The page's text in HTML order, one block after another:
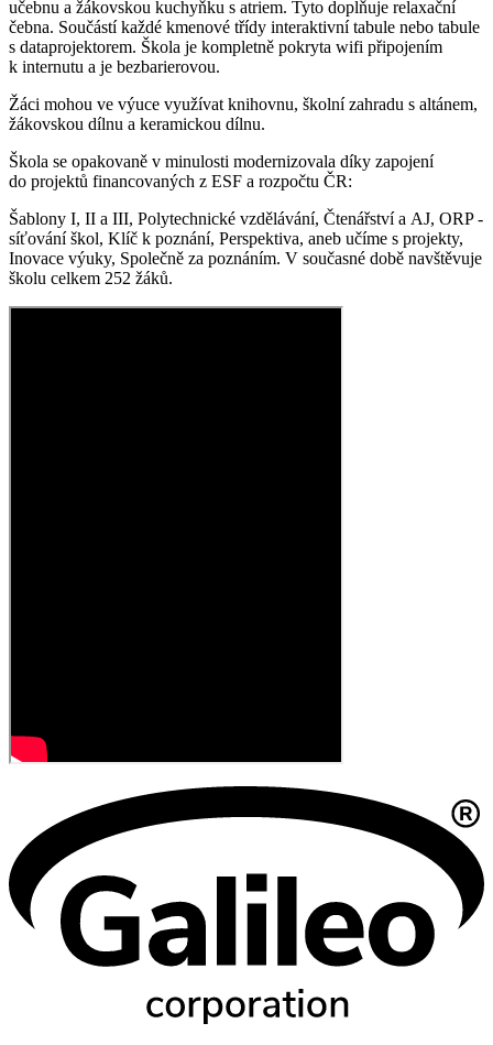
učebnu a žákovskou kuchyňku s atriem. Tyto doplňuje relaxační
čebna. Součástí každé kmenové třídy interaktivní tabule nebo tabule
s dataprojektorem. Škola je kompletně pokryta wifi připojením
k internutu a je bezbarierovou.
Žáci mohou ve výuce využívat knihovnu, školní zahradu s altánem,
žákovskou dílnu a keramickou dílnu.
Škola se opakovaně v minulosti modernizovala díky zapojení
do projektů financovaných z ESF a rozpočtu ČR:
Šablony I, II a III, Polytechnické vzdělávání, Čtenářství a AJ, ORP -
síťování škol, Klíč k poznání, Perspektiva, aneb učíme s projekty,
Inovace výuky, Společně za poznáním. V současné době navštěvuje
školu celkem 252 žáků.